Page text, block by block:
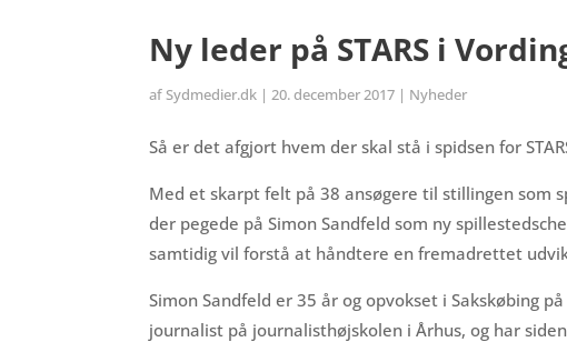
Ny leder på STARS i
af Sydmedier.dk |20. december 2017 | Nyheder
Så er det afgjort hvem der skal stå i spidsen for
Med et skarpt felt på 38 ansøgere til stillingen som
der pegede på Simon Sandfeld som ny
samtidig vil forstå at håndtere en fremadrettet
Simon Sandfeld er 35 år og opvokset i Sakskøbing
journalist på journalisthøjskolen i Århus, og har